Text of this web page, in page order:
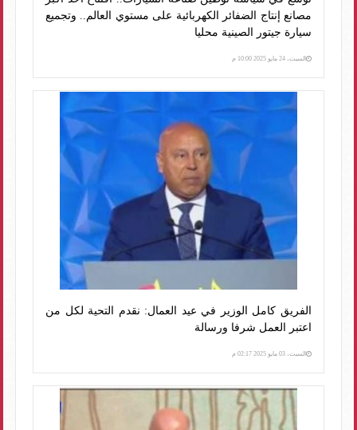
مصانع إنتاج الضفائر الكهربائية على مستوي العالم.. وتجميع
سيارة جيتور الصينية محليا
السبت، 24 مايو 2025 10:00 م
الفريق كامل الوزير في عيد العمال: نقدم التحية لكل من
اعتبر العمل شرفا ورسالة
السبت، 03 مايو 2025 02:17 م